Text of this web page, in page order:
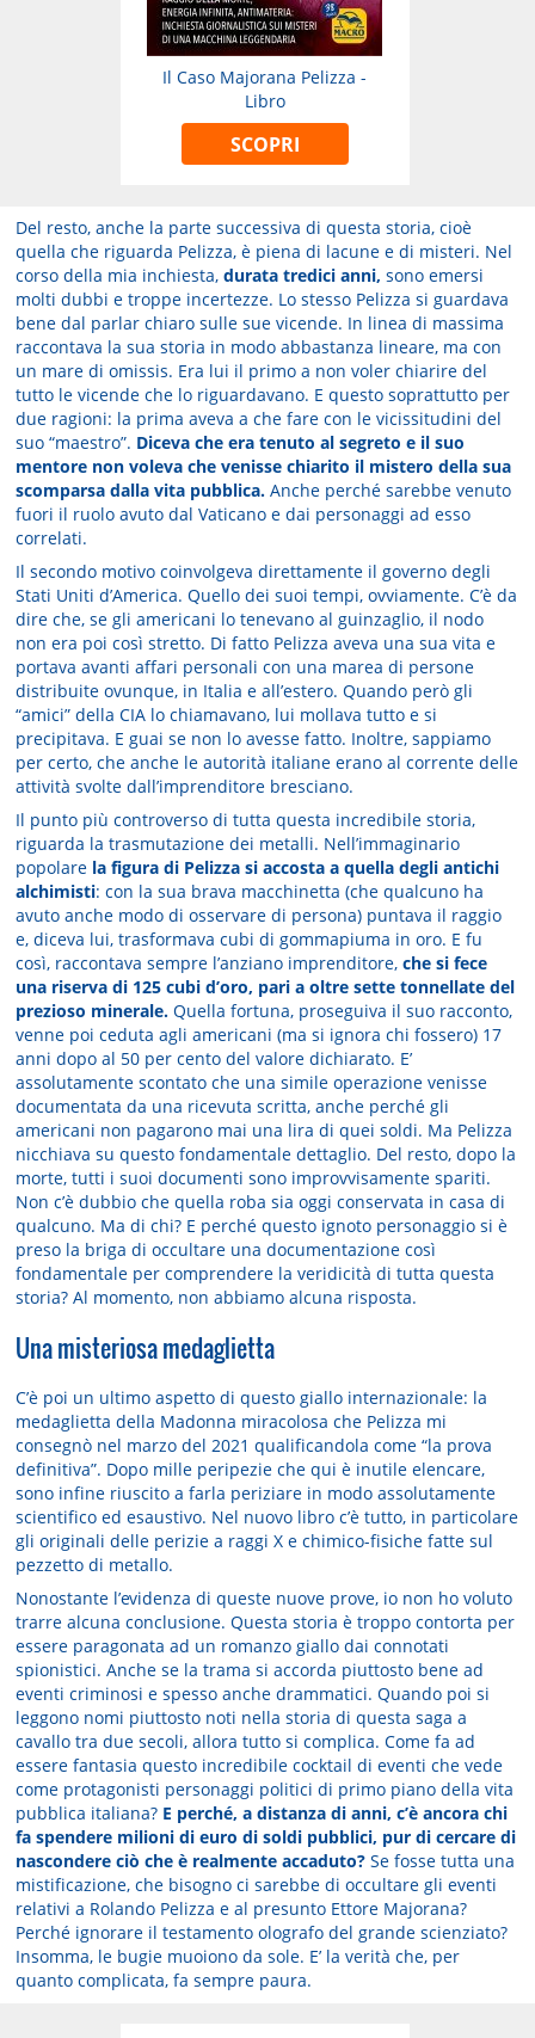
Il Caso Majorana Pelizza -
Libro
SCOPRI
Del resto, anche la parte successiva di questa storia, cioè
quella che riguarda Pelizza, è piena di lacune e di misteri. Nel
corso della mia inchiesta,durata tredici anni, sono emersi
molti dubbi e troppe incertezze. Lo stesso Pelizza si guardava
bene dal parlar chiaro sulle sue vicende. In linea di massima
raccontava la sua storia in modo abbastanza lineare, ma con
un mare di omissis. Era lui il primo a non voler chiarire del
tutto le vicende che lo riguardavano. E questo soprattutto per
due ragioni: la prima aveva a che fare con le vicissitudini del
suo “maestro”. Diceva che era tenuto al segreto e il suo
mentore non voleva che venisse chiarito il mistero della sua
scomparsa dalla vita pubblica. Anche perché sarebbe venuto
fuori il ruolo avuto dal Vaticano e dai personaggi ad esso
correlati.
Il secondo motivo coinvolgeva direttamente il governo degli
Stati Uniti d’America. Quello dei suoi tempi, ovviamente. C’è da
dire che, se gli americani lo tenevano al guinzaglio, il nodo
non era poi così stretto. Di fatto Pelizza aveva una sua vita e
portava avanti affari personali con una marea di persone
distribuite ovunque, in Italia e all’estero. Quando però gli
“amici” della CIA lo chiamavano, lui mollava tutto e si
precipitava. E guai se non lo avesse fatto. Inoltre, sappiamo
per certo, che anche le autorità italiane erano al corrente delle
attività svolte dall’imprenditore bresciano.
Il punto più controverso di tutta questa incredibile storia,
riguarda la trasmutazione dei metalli. Nell’immaginario
popolare la figura di Pelizza si accosta a quella degli antichi
alchimisti: con la sua brava macchinetta (che qualcuno ha
avuto anche modo di osservare di persona) puntava il raggio
e, diceva lui, trasformava cubi di gommapiuma in oro. E fu
così, raccontava sempre l’anziano imprenditore, che si fece
una riserva di 125 cubi d’oro, pari a oltre sette tonnellate del
prezioso minerale. Quella fortuna, proseguiva il suo racconto,
venne poi ceduta agli americani (ma si ignora chi fossero) 17
anni dopo al 50 per cento del valore dichiarato. E’
assolutamente scontato che una simile operazione venisse
documentata da una ricevuta scritta, anche perché gli
americani non pagarono mai una lira di quei soldi. Ma Pelizza
nicchiava su questo fondamentale dettaglio. Del resto, dopo la
morte, tutti i suoi documenti sono improvvisamente spariti.
Non c’è dubbio che quella roba sia oggi conservata in casa di
qualcuno. Ma di chi? E perché questo ignoto personaggio si è
preso la briga di occultare una documentazione così
fondamentale per comprendere la veridicità di tutta questa
storia? Al momento, non abbiamo alcuna risposta.
Una misteriosa medaglietta
C’è poi un ultimo aspetto di questo giallo internazionale: la
medaglietta della Madonna miracolosa che Pelizza mi
consegnò nel marzo del 2021 qualificandola come “la prova
definitiva”. Dopo mille peripezie che qui è inutile elencare,
sono infine riuscito a farla periziare in modo assolutamente
scientifico ed esaustivo. Nel nuovo libro c’è tutto, in particolare
gli originali delle perizie a raggi X e chimico-fisiche fatte sul
pezzetto di metallo.
Nonostante l’evidenza di queste nuove prove, io non ho voluto
trarre alcuna conclusione. Questa storia è troppo contorta per
essere paragonata ad un romanzo giallo dai connotati
spionistici. Anche se la trama si accorda piuttosto bene ad
eventi criminosi e spesso anche drammatici. Quando poi si
leggono nomi piuttosto noti nella storia di questa saga a
cavallo tra due secoli, allora tutto si complica. Come fa ad
essere fantasia questo incredibile cocktail di eventi che vede
come protagonisti personaggi politici di primo piano della vita
pubblica italiana? E perché, a distanza di anni, c’è ancora chi
fa spendere milioni di euro di soldi pubblici, pur di cercare di
nascondere ciò che è realmente accaduto? Se fosse tutta una
mistificazione, che bisogno ci sarebbe di occultare gli eventi
relativi a Rolando Pelizza e al presunto Ettore Majorana?
Perché ignorare il testamento olografo del grande scienziato?
Insomma, le bugie muoiono da sole. E’ la verità che, per
quanto complicata, fa sempre paura.